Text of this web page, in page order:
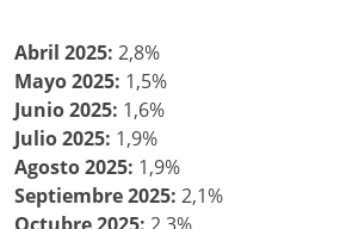
Abril 2025: 2,8%
Mayo 2025: 1,5%
Junio 2025: 1,6%
Julio 2025: 1,9%
Agosto 2025: 1,9%
Septiembre 2025: 2,1%